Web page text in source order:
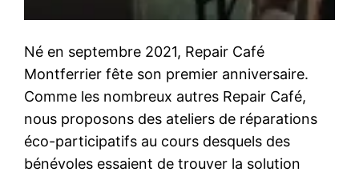
Né en septembre 2021, Repair Café
Montferrier fête son premier anniversaire.
Comme les nombreux autres Repair Café,
nous proposons des ateliers de réparations
éco-participatifs au cours desquels des
bénévoles essaient de trouver la solution